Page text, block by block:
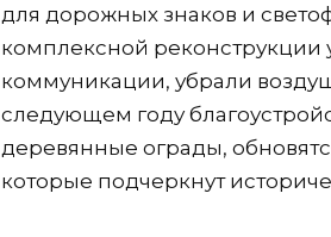
для дорожных знаков и
комплексной
коммуникации, убрали
следующем году
деревянные ограды,
которые подчеркнут